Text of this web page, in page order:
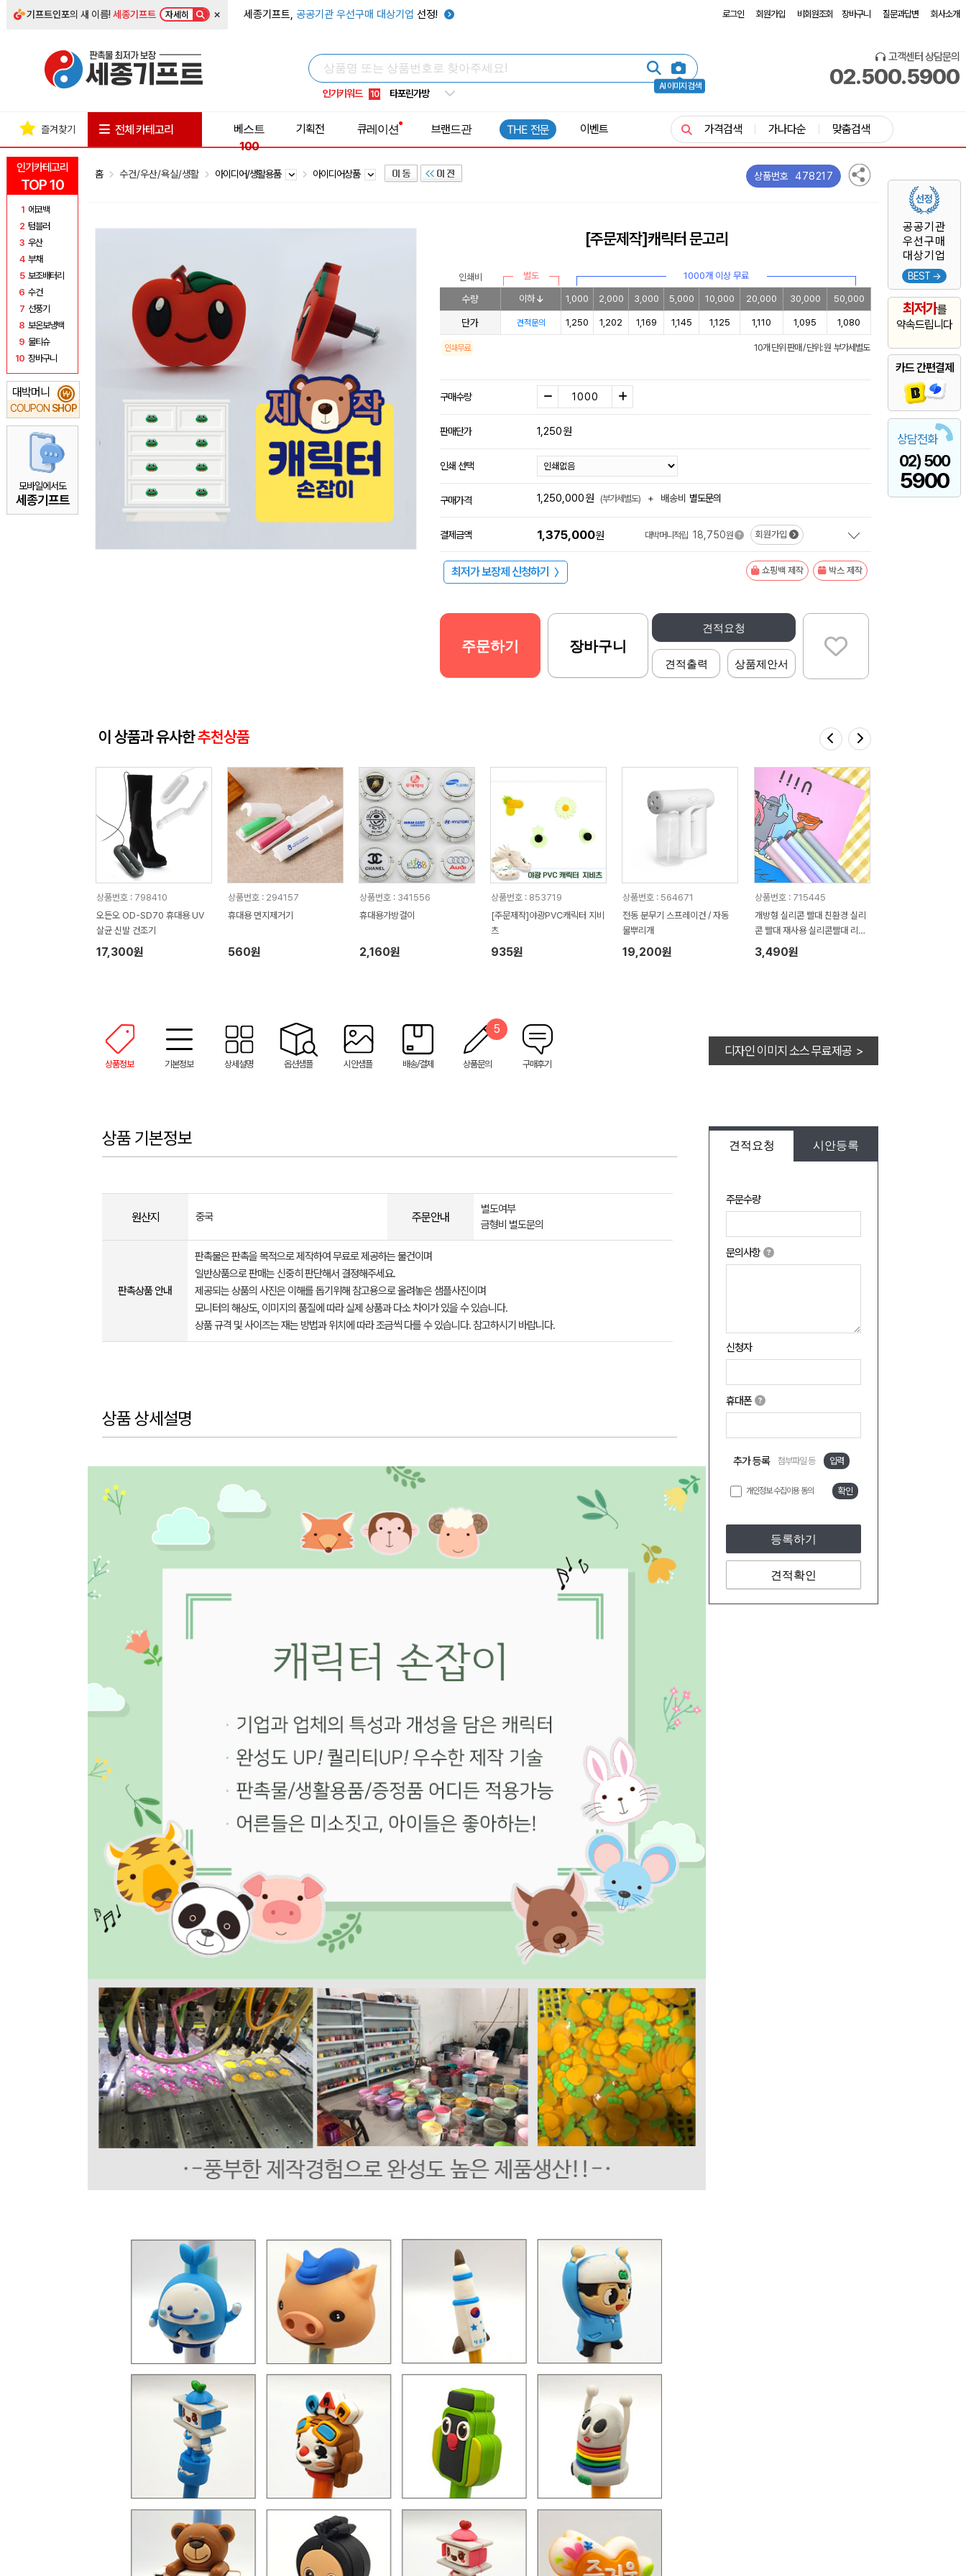
기프트인포의 새 이름!세종기프트 자세히 × 세종기프트, 공공기관 우선구매 대상기업 선정! 로그인 회원가입 비회원조회 장바구니 질문과답변 회사소개
AI 이미지 검색
인기키워드
6 우산
9 넥쿨러
10 타포린가방
고객센터 상담문의
02.500.5900
인기카테고리
TOP 10
1 에코백
2 텀블러
3 우산
4 부채
5 보조배터리
6 수건
7 선풍기
8 보온보냉백
9 물티슈
10 장바구니
대박머니
COUPON SHOP
₩
모바일에서도
세종기프트
공공기관
우선구매
대상기업
BEST →
최저가를
약속드립니다
카드 간편결제
상담전화
02) 500
5900
즐겨찾기 전체 카테고리
베스트
100
기획전 큐레이션 브랜드관 THE 전문 이벤트 가격검색 가나다순 맞춤검색
홈 수건/우산/욕실/생활 아이디어/생활용품 아이디어상품 상품번호 478217
[주문제작]캐릭터 문고리
인쇄비 별도 1000개 이상 무료
수량 이하 1,000 2,000 3,000 5,000 10,000 20,000 30,000 50,000
단가 견적문의 1,250 1,202 1,169 1,145 1,125 1,110 1,095 1,080
인쇄무료 10개 단위 판매 / 단위: 원 부가세별도
구매수량
판매단가 1,250원
인쇄 선택
구매가격 1,250,000원 (부가세별도) + 배송비 별도문의
결제금액 1,375,000원 대박머니적립 18,750원 회원가입
최저가 보장제 신청하기 〉 쇼핑백 제작 박스 제작
견적요청
견적출력 상품제안서
주문하기 장바구니
이 상품과 유사한추천상품
상품번호 : 798410
오든오 OD-SD70 휴대용 UV
살균 신발 건조기
17,300원
상품번호 : 294157
휴대용 먼지제거기
560원
상품번호 : 341556
휴대용가방걸이
2,160원
상품번호 : 853719
[주문제작]야광PVC캐릭터 지비
츠
935원
상품번호 : 564671
전동 분무기 스프레이건 / 자동
물뿌리개
19,200원
상품번호 : 715445
개방형 실리콘 빨대 친환경 실리
콘 빨대 재사용 실리콘빨대 리유
저블 벤티형 스트로우
3,490원
상품정보 기본정보 상세설명 옵션샘플 시안샘플 배송/결제 상품문의
5
구매후기
디자인 이미지 소스 무료제공 >
견적요청 시안등록
주문수량
문의사항
신청자
휴대폰
추가 등록 첨부파일 등 입력
개인정보 수집이용 동의 확인
등록하기
견적확인
상품 기본정보
원산지 중국 주문안내
별도여부
금형비 별도문의
판촉상품 안내
판촉물은 판촉을 목적으로 제작하여 무료로 제공하는 물건이며
일반상품으로 판매는 신중히 판단해서 결정해주세요.
제공되는 상품의 사진은 이해를 돕기위해 참고용으로 올려놓은 샘플사진이며
모니터의 해상도, 이미지의 품질에 따라 실제 상품과 다소 차이가 있을 수 있습니다.
상품 규격 및 사이즈는 재는 방법과 위치에 따라 조금씩 다를 수 있습니다. 참고하시기 바랍니다.
상품 상세설명